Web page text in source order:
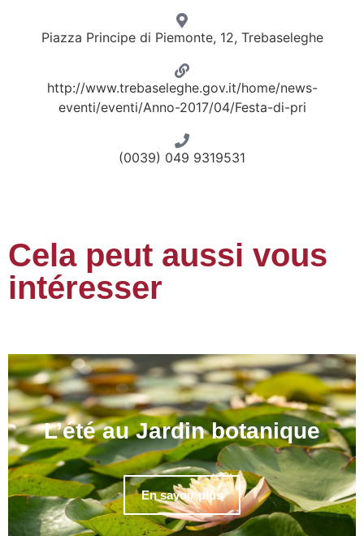
Piazza Principe di Piemonte, 12, Trebaseleghe
http://www.trebaseleghe.gov.it/home/news-
eventi/eventi/Anno-2017/04/Festa-di-pri
(0039) 049 9319531
Cela peut aussi vous
intéresser
L’été au Jardin botanique
En savoir plus